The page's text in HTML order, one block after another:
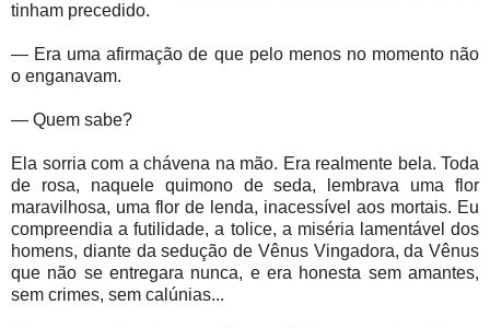
tinham precedido.
— Era uma afirmação de que pelo menos no momento não
o enganavam.
— Quem sabe?
Ela sorria com a chávena na mão. Era realmente bela. Toda
de rosa, naquele quimono de seda, lembrava uma flor
maravilhosa, uma flor de lenda, inacessível aos mortais. Eu
compreendia a futilidade, a tolice, a miséria lamentável dos
homens, diante da sedução de Vênus Vingadora, da Vênus
que não se entregara nunca, e era honesta sem amantes,
sem crimes, sem calúnias...